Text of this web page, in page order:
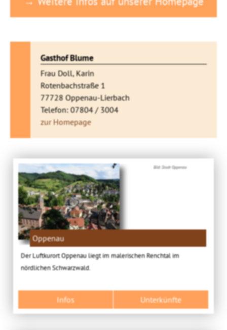
Gasthof Blume
Frau Doll, Karin
Rotenbachstraße 1
77728 Oppenau-Lierbach
Telefon: 07804 / 3004
zur Homepage
Bild: Stadt Oppenau
Oppenau
Der Luftkurort Oppenau liegt im malerischen Renchtal im
nördlichen Schwarzwald.
Infos Unterkünfte